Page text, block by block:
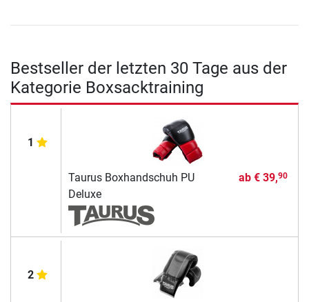
Bestseller der letzten 30 Tage aus der
Kategorie Boxsacktraining
1
Taurus Boxhandschuh PU
Deluxe
ab € 39,90
2